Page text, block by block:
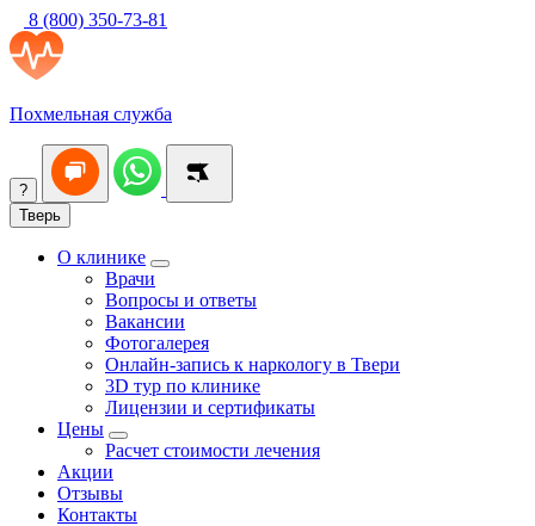
8 (800) 350-73-81
Похмельная служба
?
Тверь
О клинике
Врачи
Вопросы и ответы
Вакансии
Фотогалерея
Онлайн-запись к наркологу в Твери
3D тур по клинике
Лицензии и сертификаты
Цены
Расчет стоимости лечения
Акции
Отзывы
Контакты